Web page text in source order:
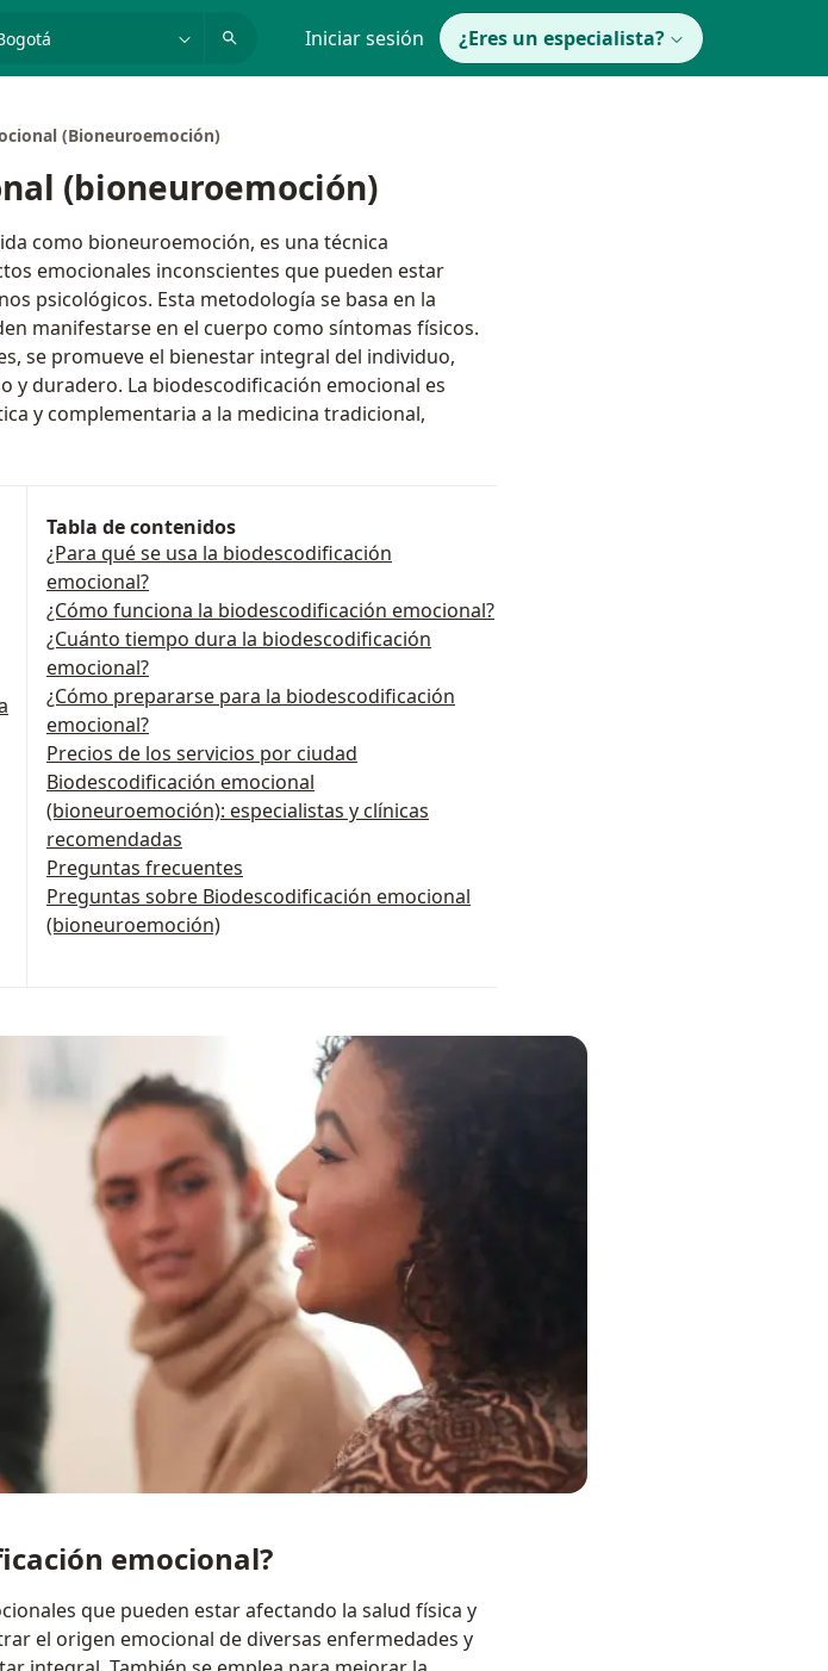
Iniciar sesión ¿Eres un especialista?
(Bioneuroemoción)
(bioneuroemoción)
como bioneuroemoción, es una técnica
emocionales inconscientes que pueden estar
psicológicos. Esta metodología se basa en la
manifestarse en el cuerpo como síntomas físicos.
se promueve el bienestar integral del individuo,
duradero. La biodescodificación emocional es
y complementaria a la medicina tradicional,
Tabla de contenidos
¿Para qué se usa la biodescodificación
emocional?
¿Cómo funciona la biodescodificación emocional?
¿Cuánto tiempo dura la biodescodificación
emocional?
¿Cómo prepararse para la biodescodificación
emocional?
Precios de los servicios por ciudad
Biodescodificación emocional
(bioneuroemoción): especialistas y clínicas
recomendadas
Preguntas frecuentes
Preguntas sobre Biodescodificación emocional
(bioneuroemoción)
emocional?
que pueden estar afectando la salud física y
el origen emocional de diversas enfermedades y